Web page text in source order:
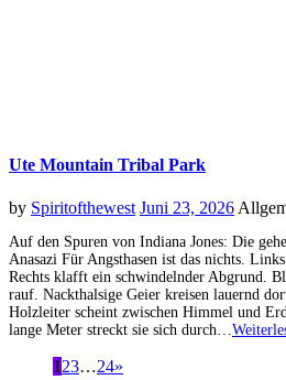
Ute Mountain Tribal Park
by Spiritofthewest Juni 23, 2026
Auf den Spuren von Indiana Jones: Die
Anasazi Für Angsthasen ist das nichts.
Rechts klafft ein schwindelnder Abgrund.
rauf. Nackthalsige Geier kreisen lauernd
Holzleiter scheint zwischen Himmel und
lange Meter streckt sie sich durch…
1 23…24»